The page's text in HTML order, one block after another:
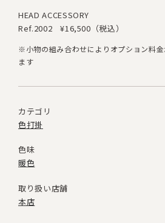
HEAD ACCESSORY
Ref.2002
¥16,500（税込）
※小物の組み合わせによりオプション料
ます
カテゴリ
色打掛
色味
暖色
取り扱い店舗
本店